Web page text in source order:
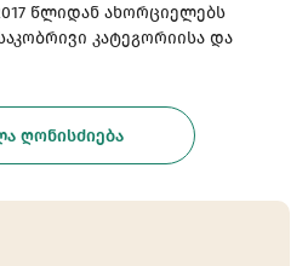
წლიდან ახორციელებს
კატეგორიისა და
ᲦᲝᲜᲘᲡᲫᲘᲔᲑᲐ